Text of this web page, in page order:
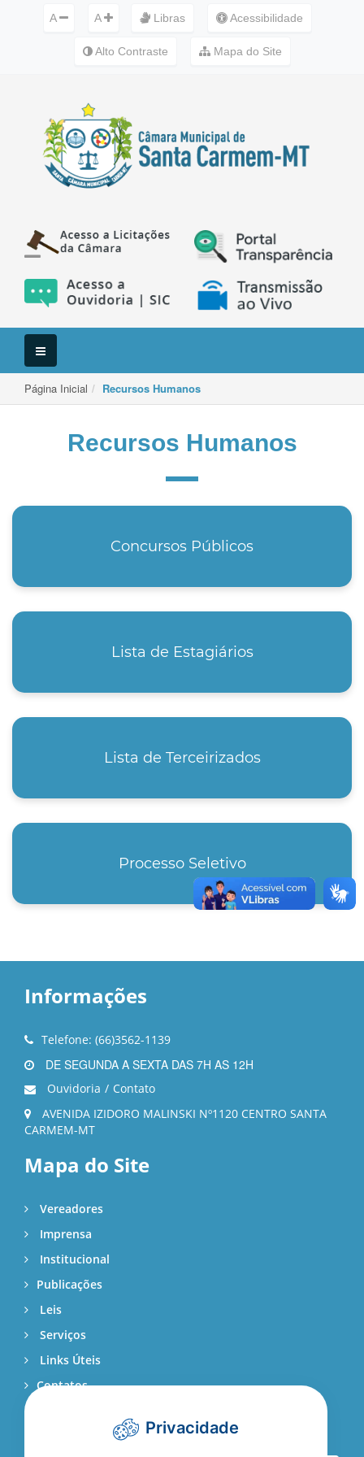
A A Libras Acessibilidade
Alto Contraste Mapa do Site
Menu
de
Navegação
Página Inicial Recursos Humanos
Recursos Humanos
Concursos Públicos
Lista de Estagiários
Lista de Terceirizados
Processo Seletivo
Informações
Telefone: (66)3562-1139
DE SEGUNDA A SEXTA DAS 7H AS 12H
Ouvidoria / Contato
AVENIDA IZIDORO MALINSKI Nº1120 CENTRO SANTA
CARMEM-MT
Mapa do Site
Vereadores
Imprensa
Institucional
Publicações
Leis
Serviços
Links Úteis
Contatos
Webmail Privacidade